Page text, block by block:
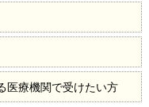
医療機関で受けたい方